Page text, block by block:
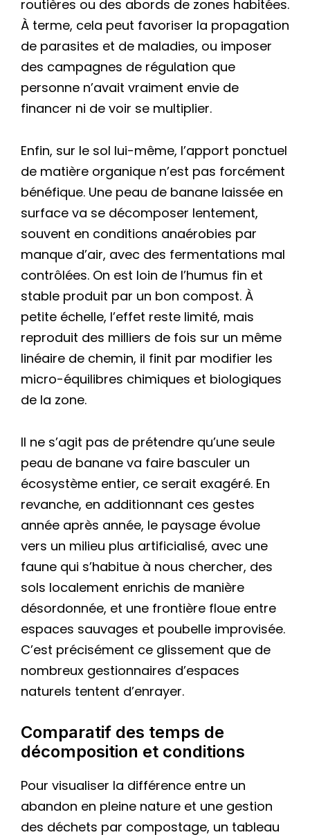
routières ou des abords de zones habitées.
À terme, cela peut favoriser la propagation
de parasites et de maladies, ou imposer
des campagnes de régulation que
personne n’avait vraiment envie de
financer ni de voir se multiplier.
Enfin, sur le sol lui-même, l’apport ponctuel
de matière organique n’est pas forcément
bénéfique. Une peau de banane laissée en
surface va se décomposer lentement,
souvent en conditions anaérobies par
manque d’air, avec des fermentations mal
contrôlées. On est loin de l’humus fin et
stable produit par un bon compost. À
petite échelle, l’effet reste limité, mais
reproduit des milliers de fois sur un même
linéaire de chemin, il finit par modifier les
micro-équilibres chimiques et biologiques
de la zone.
Il ne s’agit pas de prétendre qu’une seule
peau de banane va faire basculer un
écosystème entier, ce serait exagéré. En
revanche, en additionnant ces gestes
année après année, le paysage évolue
vers un milieu plus artificialisé, avec une
faune qui s’habitue à nous chercher, des
sols localement enrichis de manière
désordonnée, et une frontière floue entre
espaces sauvages et poubelle improvisée.
C’est précisément ce glissement que de
nombreux gestionnaires d’espaces
naturels tentent d’enrayer.
Comparatif des temps de
décomposition et conditions
Pour visualiser la différence entre un
abandon en pleine nature et une gestion
des déchets par compostage, un tableau